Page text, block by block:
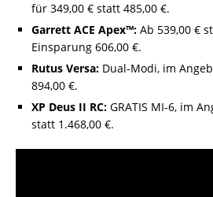
für 349,00 € statt 485,00 €.
Garrett ACE Apex™: Ab 539,00 €
Einsparung 606,00 €.
Rutus Versa: Dual-Modi, im
894,00 €.
XP Deus II RC: GRATIS MI-6, im
statt 1.468,00 €.